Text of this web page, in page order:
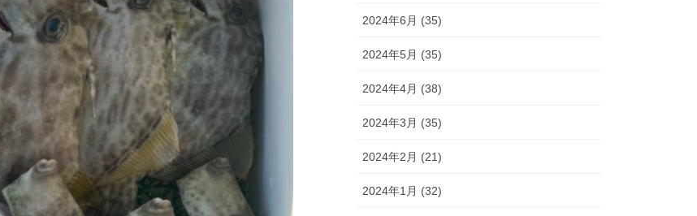
2024年6月 (35)
2024年5月 (35)
2024年4月 (38)
2024年3月 (35)
2024年2月 (21)
2024年1月 (32)